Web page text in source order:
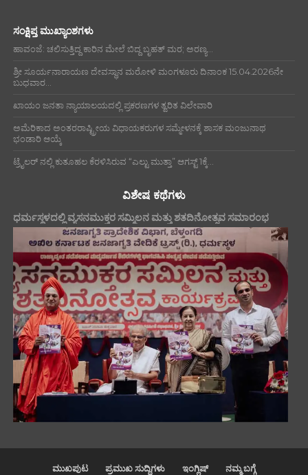
ಸಂಕ್ಷಿಪ್ತ ಮುಖ್ಯಾಂಶಗಳು
ಹಾವಂಜೆ: ಚಲಿಸುತ್ತಿದ್ದ ಕಾರಿನ ಮೇಲೆ ಬಿದ್ದ ಬೃಹತ್ ಮರ; ಅರಣ್ಯ...
ಶ್ರೀ ಸೂರ್ಯನಾರಾಯಣ ದೇವಸ್ಥಾನ ಮರೋಳಿ ಮಂಗಳೂರು ದಿನಾಂಕ 15.04.2026ನೇ
ಬುಧವಾರ...
ಖಾಯಂ ಜನತಾ ನ್ಯಾಯಾಲಯದಲ್ಲಿ ಪ್ರಕರಣಗಳ ತ್ವರಿತ ವಿಲೇವಾರಿ
ಅಮೆರಿಕಾದ ಅಂತರರಾಷ್ಟ್ರೀಯ ವಿಧಾಯಕರುಗಳ ಸಮ್ಮೇಳನಕ್ಕೆ ಶಾಸಕ ಮಂಜುನಾಥ
ಭಂಡಾರಿ ಆಯ್ಕೆ
ಟ್ರೈಲರ್ ನಲ್ಲಿ ಕುತೂಹಲ ಕೆರಳಿಸಿರುವ “ಎಲ್ಟು ಮುತ್ತಾ” ಆಗಸ್ಟ್ 1ಕ್ಕೆ...
ವಿಶೇಷ ಕಥೆಗಳು
ಧರ್ಮಸ್ಥಳದಲ್ಲಿ ವ್ಯಸನಮುಕ್ತರ ಸಮ್ಮಿಲನ ಮತ್ತು ಶತದಿನೋತ್ಸವ ಸಮಾರಂಭ
ಮುಖಪುಟ ಪ್ರಮುಖ ಸುದ್ದಿಗಳು ಇಂಗ್ಲಿಷ್ ನಮ್ಮ ಬಗ್ಗೆ